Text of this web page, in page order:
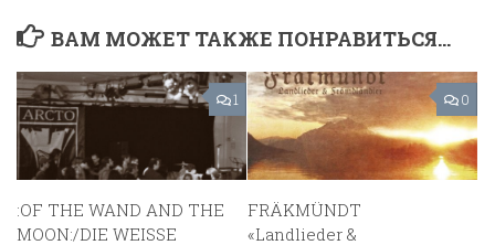
ВАМ МОЖЕТ ТАКЖЕ ПОНРАВИТЬСЯ...
1
:OF THE WAND AND THE
MOON:/DIE WEISSE
0
FRÄKMÜNDT
«Landlieder &